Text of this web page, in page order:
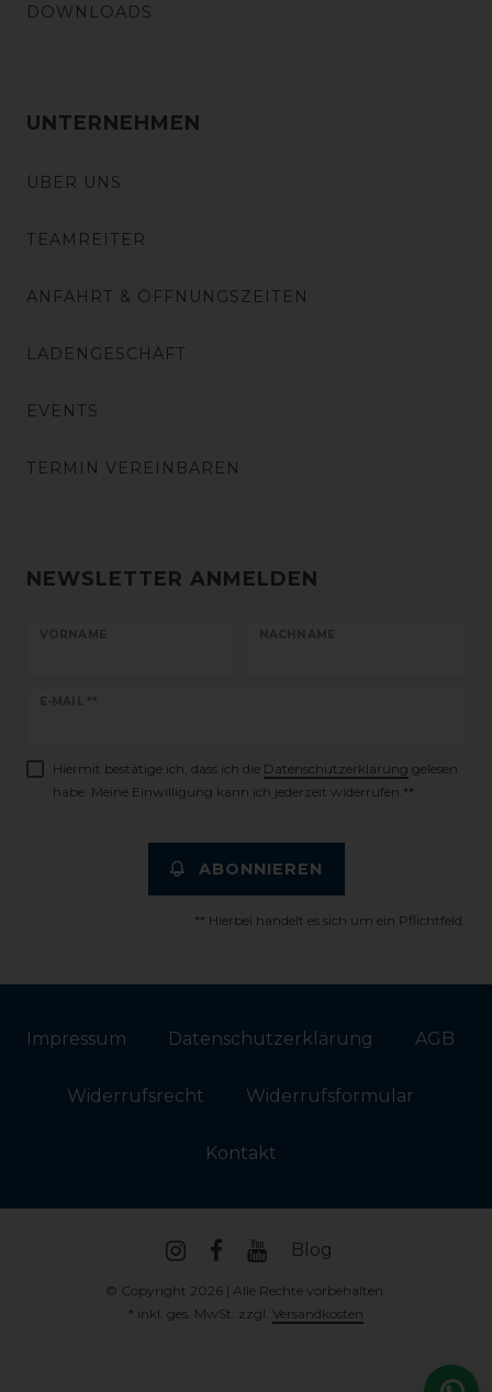
DOWNLOADS
UNTERNEHMEN
ÜBER UNS
TEAMREITER
ANFAHRT & ÖFFNUNGSZEITEN
LADENGESCHÄFT
EVENTS
TERMIN VEREINBAREN
NEWSLETTER ANMELDEN
VORNAME NACHNAME
E-MAIL **
Newsletter
Hiermit bestätige ich, dass ich die Daten­schutz­erklärung gelesen
habe. Meine Einwilligung kann ich jederzeit widerrufen.**
ABONNIEREN
** Hierbei handelt es sich um ein Pflichtfeld.
Impressum Daten­schutz­erklärung AGB
Widerrufs­recht Widerrufs­formular
Kontakt
Blog
© Copyright 2026 | Alle Rechte vorbehalten.
* inkl. ges. MwSt. zzgl. Versandkosten